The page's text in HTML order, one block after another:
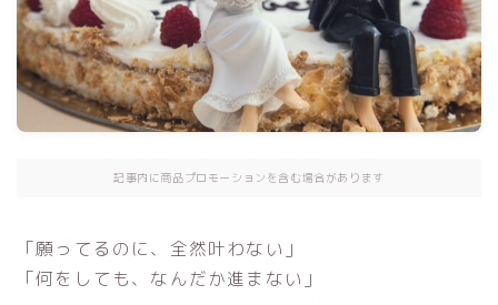
記事内に商品プロモーションを含む場合があります
「願ってるのに、全然叶わない」
「何をしても、なんだか進まない」